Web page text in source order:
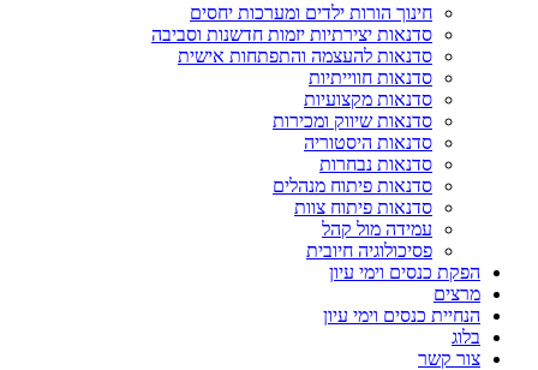
חינוך הורות ילדים ומערכות יחסים
סדנאות יצירתיות יזמות חדשנות וסביבה
סדנאות להעצמה והתפתחות אישית
סדנאות חווייתיות
סדנאות מקצועיות
סדנאות שיווק ומכירות
סדנאות היסטוריה
סדנאות נבחרות
סדנאות פיתוח מנהלים
סדנאות פיתוח צוות
עמידה מול קהל
פסיכולוגיה חיובית
הפקת כנסים וימי עיון
מרצים
הנחיית כנסים וימי עיון
בלוג
צור קשר